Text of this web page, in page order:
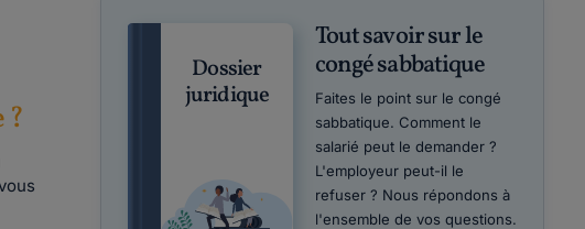
?
Dossier
juridique
Tout savoir sur le
congé sabbatique
Faites le point sur le congé
sabbatique. Comment le
salarié peut le demander ?
L'employeur peut-il le
refuser ? Nous répondons à
l'ensemble de vos questions.